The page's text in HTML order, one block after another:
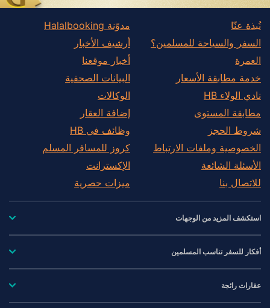
نُبذة عنّا
السفر والسياحة للمسلمين؟
العمرة
خدمة مطابقة الأسعار
نادي الولاء HB
مطابقة المستوى
شروط الحجز
الخصوصية وملفات الارتباط
الأسئلة الشائعة
للاتصال بنا
مدوّنة Halalbooking
أرشيف الأخبار
أخبار موقعنا
البيانات الصحفية
الوكالات
إضافة العقار
وظائف في HB
كروز للمسافر المسلم
الإكسترانت
ميزات حصرية
استكشف المزيد من الوجهات
أفكار للسفر تناسب المسلمين
عقارات رائجة